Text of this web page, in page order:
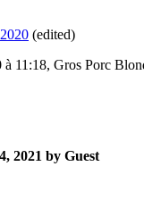
(edited)
11:18, Gros Porc
2021 by Guest